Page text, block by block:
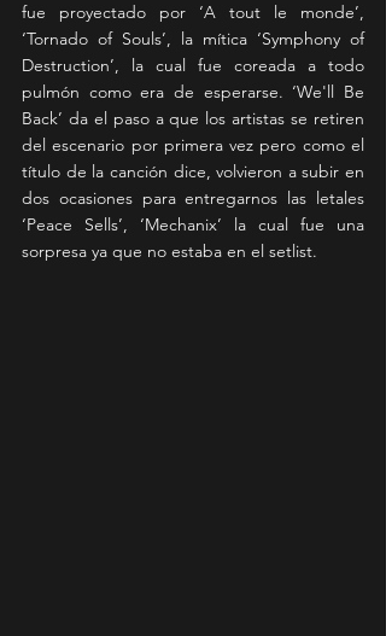
fue proyectado por ‘A tout le monde’,
‘Tornado of Souls’, la mítica ‘Symphony of
Destruction’, la cual fue coreada a todo
pulmón como era de esperarse. ‘We'll Be
Back’ da el paso a que los artistas se retiren
del escenario por primera vez pero como el
título de la canción dice, volvieron a subir en
dos ocasiones para entregarnos las letales
‘Peace Sells’, ‘Mechanix’ la cual fue una
sorpresa ya que no estaba en el setlist.